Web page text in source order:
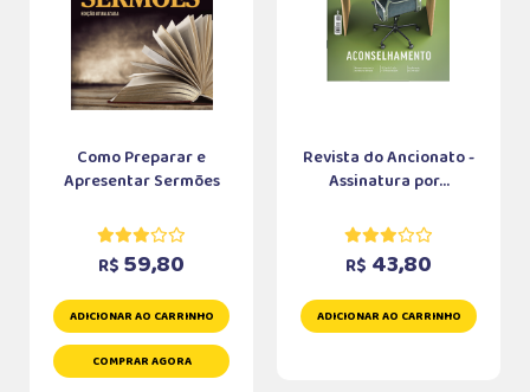
Como Preparar e
Apresentar Sermões
R$ 59,80
ADICIONAR AO CARRINHO
COMPRAR AGORA
Revista do Ancionato -
Assinatura por...
R$ 43,80
ADICIONAR AO CARRINHO